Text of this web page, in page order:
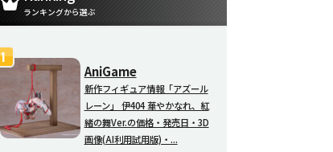
ランキングから選ぶ
AniGame
新作フィギュア情報「アズール
レーン」 伊404 華やかなれ、紅
緒の舞Ver.の価格・発売日・3D
画像(AI利用試用版)・...